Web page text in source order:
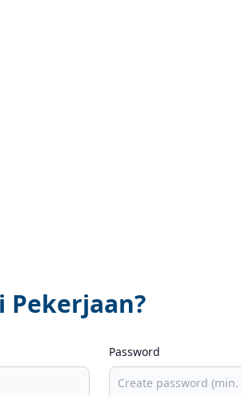
Pekerjaan?
Password